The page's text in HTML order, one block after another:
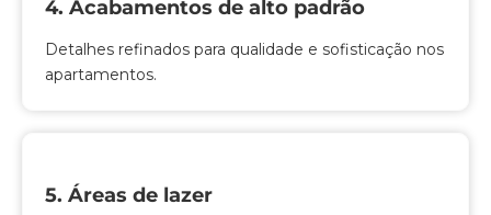
4. Acabamentos de alto padrão
Detalhes refinados para qualidade e sofisticação nos
apartamentos.
5. Áreas de lazer